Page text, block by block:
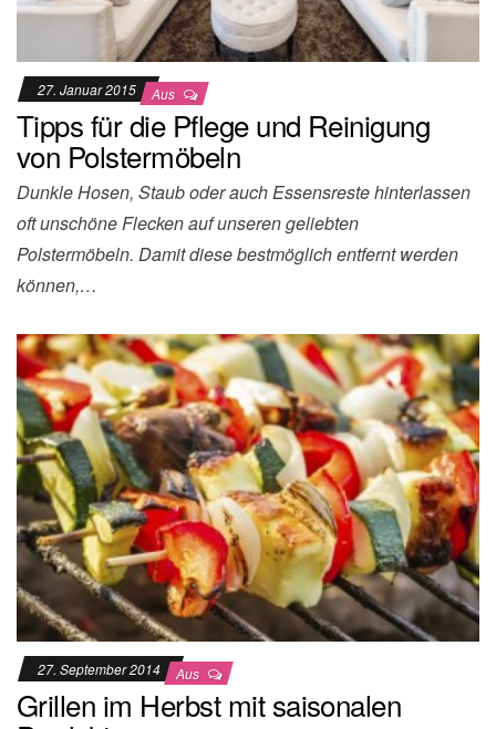
27. Januar 2015 Aus
Tipps für die Pflege und Reinigung
von Polstermöbeln
Dunkle Hosen, Staub oder auch Essensreste hinterlassen
oft unschöne Flecken auf unseren geliebten
Polstermöbeln. Damit diese bestmöglich entfernt werden
können,…
27. September 2014 Aus
Grillen im Herbst mit saisonalen